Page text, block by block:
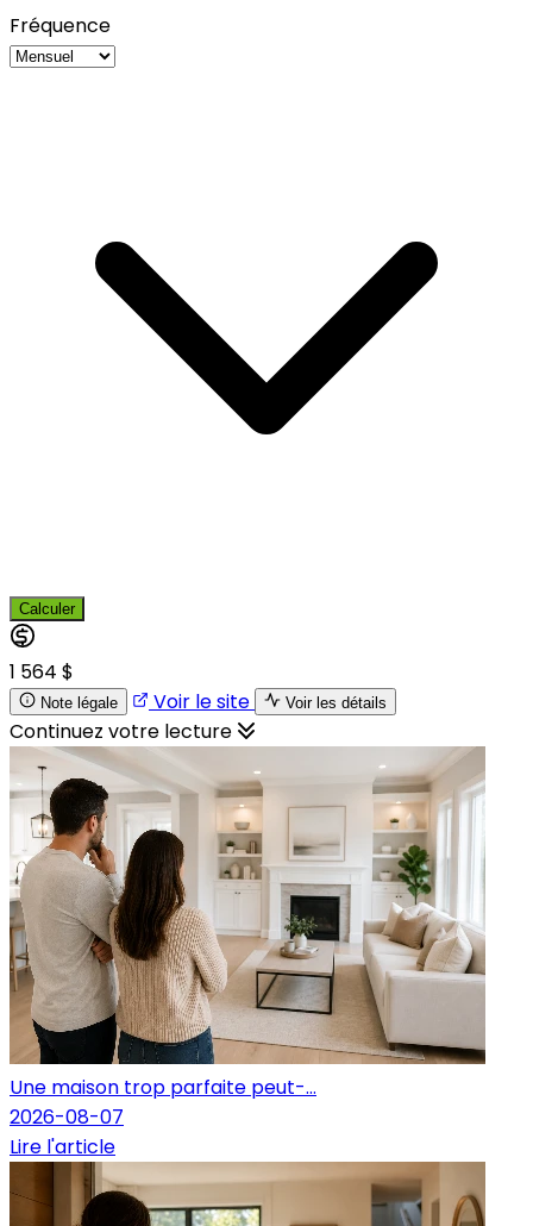
Fréquence
Calculer
1 564 $
Note légale Voir le site Voir les détails
Continuez votre lecture
Une maison trop parfaite peut-...
2026-08-07
Lire l'article